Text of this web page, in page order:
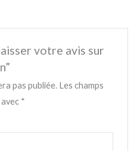
votre avis sur
pas publiée. Les champs
*